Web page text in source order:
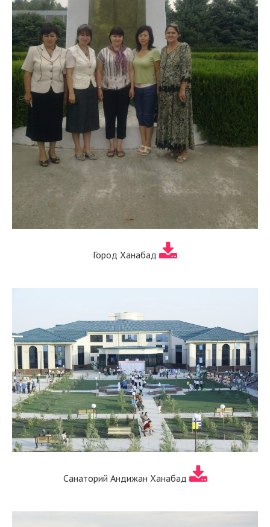
Город Ханабад
Санаторий Андижан Ханабад